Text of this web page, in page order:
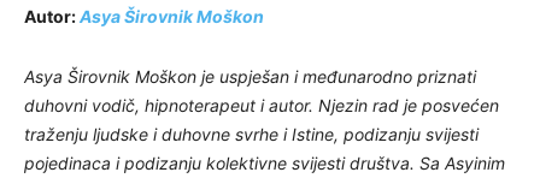
Autor:Asya Širovnik Moškon
Asya Širovnik Moškon je uspješan i međunarodno priznati
duhovni vodič, hipnoterapeut i autor. Njezin rad je posvećen
traženju ljudske i duhovne svrhe i Istine, podizanju svijesti
pojedinaca i podizanju kolektivne svijesti društva. Sa Asyinim